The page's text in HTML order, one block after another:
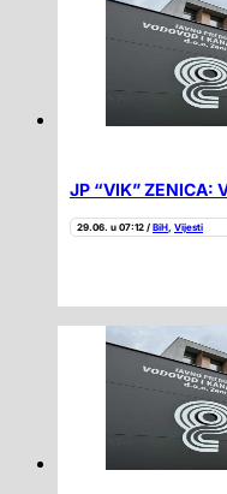
JP “VIK”
29.06. u 07:12 / BiH, Vijesti